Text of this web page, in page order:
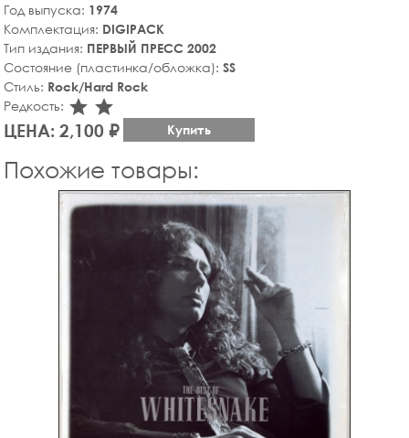
Год выпуска: 1974
Комплектация: DIGIPACK
Тип издания: ПЕРВЫЙ ПРЕСС 2002
Состояние (пластинка/обложка): SS
Стиль: Rock/Hard Rock
Редкость: star_rate
star_rate
ЦЕНА: 2,100 ₽ Купить
Похожие товары: